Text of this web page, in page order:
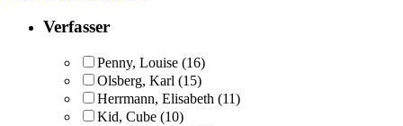
Verfasser
Penny, Louise (16)
Olsberg, Karl (15)
Herrmann, Elisabeth (11)
Kid, Cube (10)